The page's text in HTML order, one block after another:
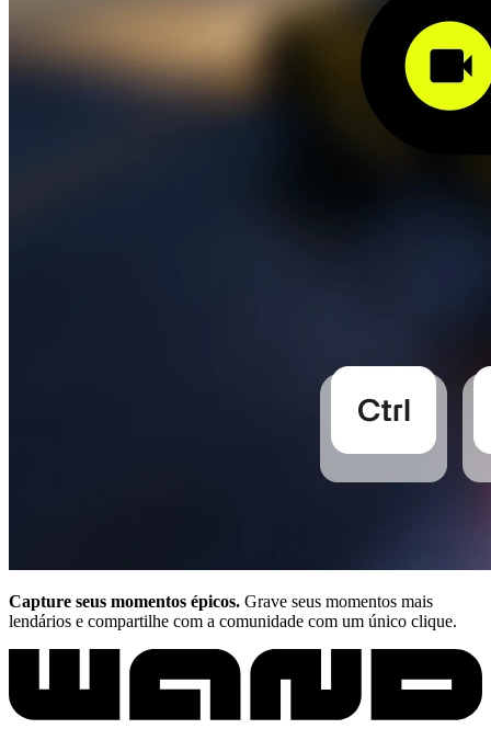
Capture seus momentos épicos. Grave seus momentos mais
lendários e compartilhe com a comunidade com um único clique.